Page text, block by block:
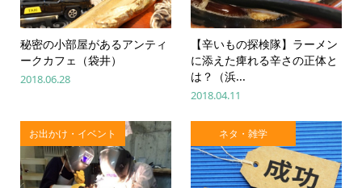
秘密の小部屋があるアンティ
ークカフェ（袋井）
2018.06.28
【辛いもの探検隊】ラーメン
に添えた痺れる辛さの正体と
は？（浜...
2018.04.11
お出かけ・イベント ネタ・雑学